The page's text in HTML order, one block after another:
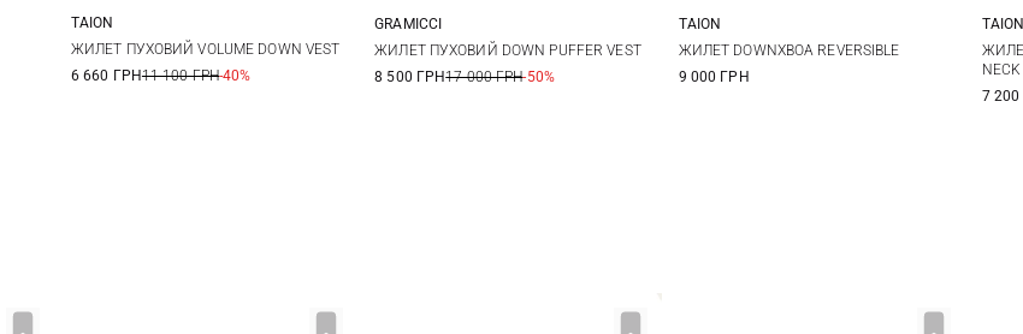
S M L XL
TAION
ЖИЛЕТ ПУХОВИЙ VOLUME DOWN VEST
6 660 ГРН11 100 ГРН-40%
S M L XL
GRAMICCI
ЖИЛЕТ ПУХОВИЙ DOWN PUFFER VEST
8 500 ГРН17 000 ГРН-50%
XS S M
TAION
ЖИЛЕТ DOWNXBOA REVERSIBLE
9 000 ГРН
7